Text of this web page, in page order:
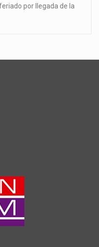
por llegada de la